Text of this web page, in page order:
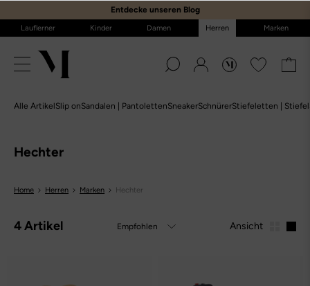
Entdecke unseren Blog
Lauflerner Kinder Damen Herren Marken
Alle ArtikelSlip onSandalen | PantolettenSneakerSchnürerStiefeletten | Stiefel
Hechter
Home Herren Marken Hechter
4 Artikel Ansicht